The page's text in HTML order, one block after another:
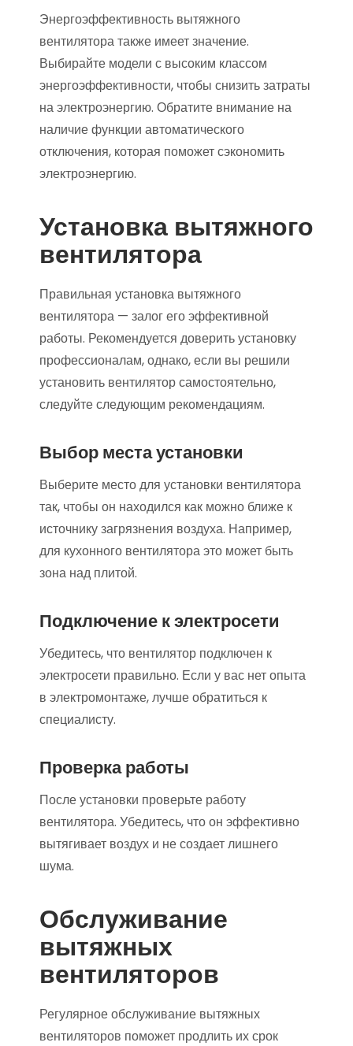
Энергоэффективность вытяжного
вентилятора также имеет значение.
Выбирайте модели с высоким классом
энергоэффективности, чтобы снизить затраты
на электроэнергию. Обратите внимание на
наличие функции автоматического
отключения, которая поможет сэкономить
электроэнергию.
Установка вытяжного
вентилятора
Правильная установка вытяжного
вентилятора — залог его эффективной
работы. Рекомендуется доверить установку
профессионалам, однако, если вы решили
установить вентилятор самостоятельно,
следуйте следующим рекомендациям.
Выбор места установки
Выберите место для установки вентилятора
так, чтобы он находился как можно ближе к
источнику загрязнения воздуха. Например,
для кухонного вентилятора это может быть
зона над плитой.
Подключение к электросети
Убедитесь, что вентилятор подключен к
электросети правильно. Если у вас нет опыта
в электромонтаже, лучше обратиться к
специалисту.
Проверка работы
После установки проверьте работу
вентилятора. Убедитесь, что он эффективно
вытягивает воздух и не создает лишнего
шума.
Обслуживание
вытяжных
вентиляторов
Регулярное обслуживание вытяжных
вентиляторов поможет продлить их срок